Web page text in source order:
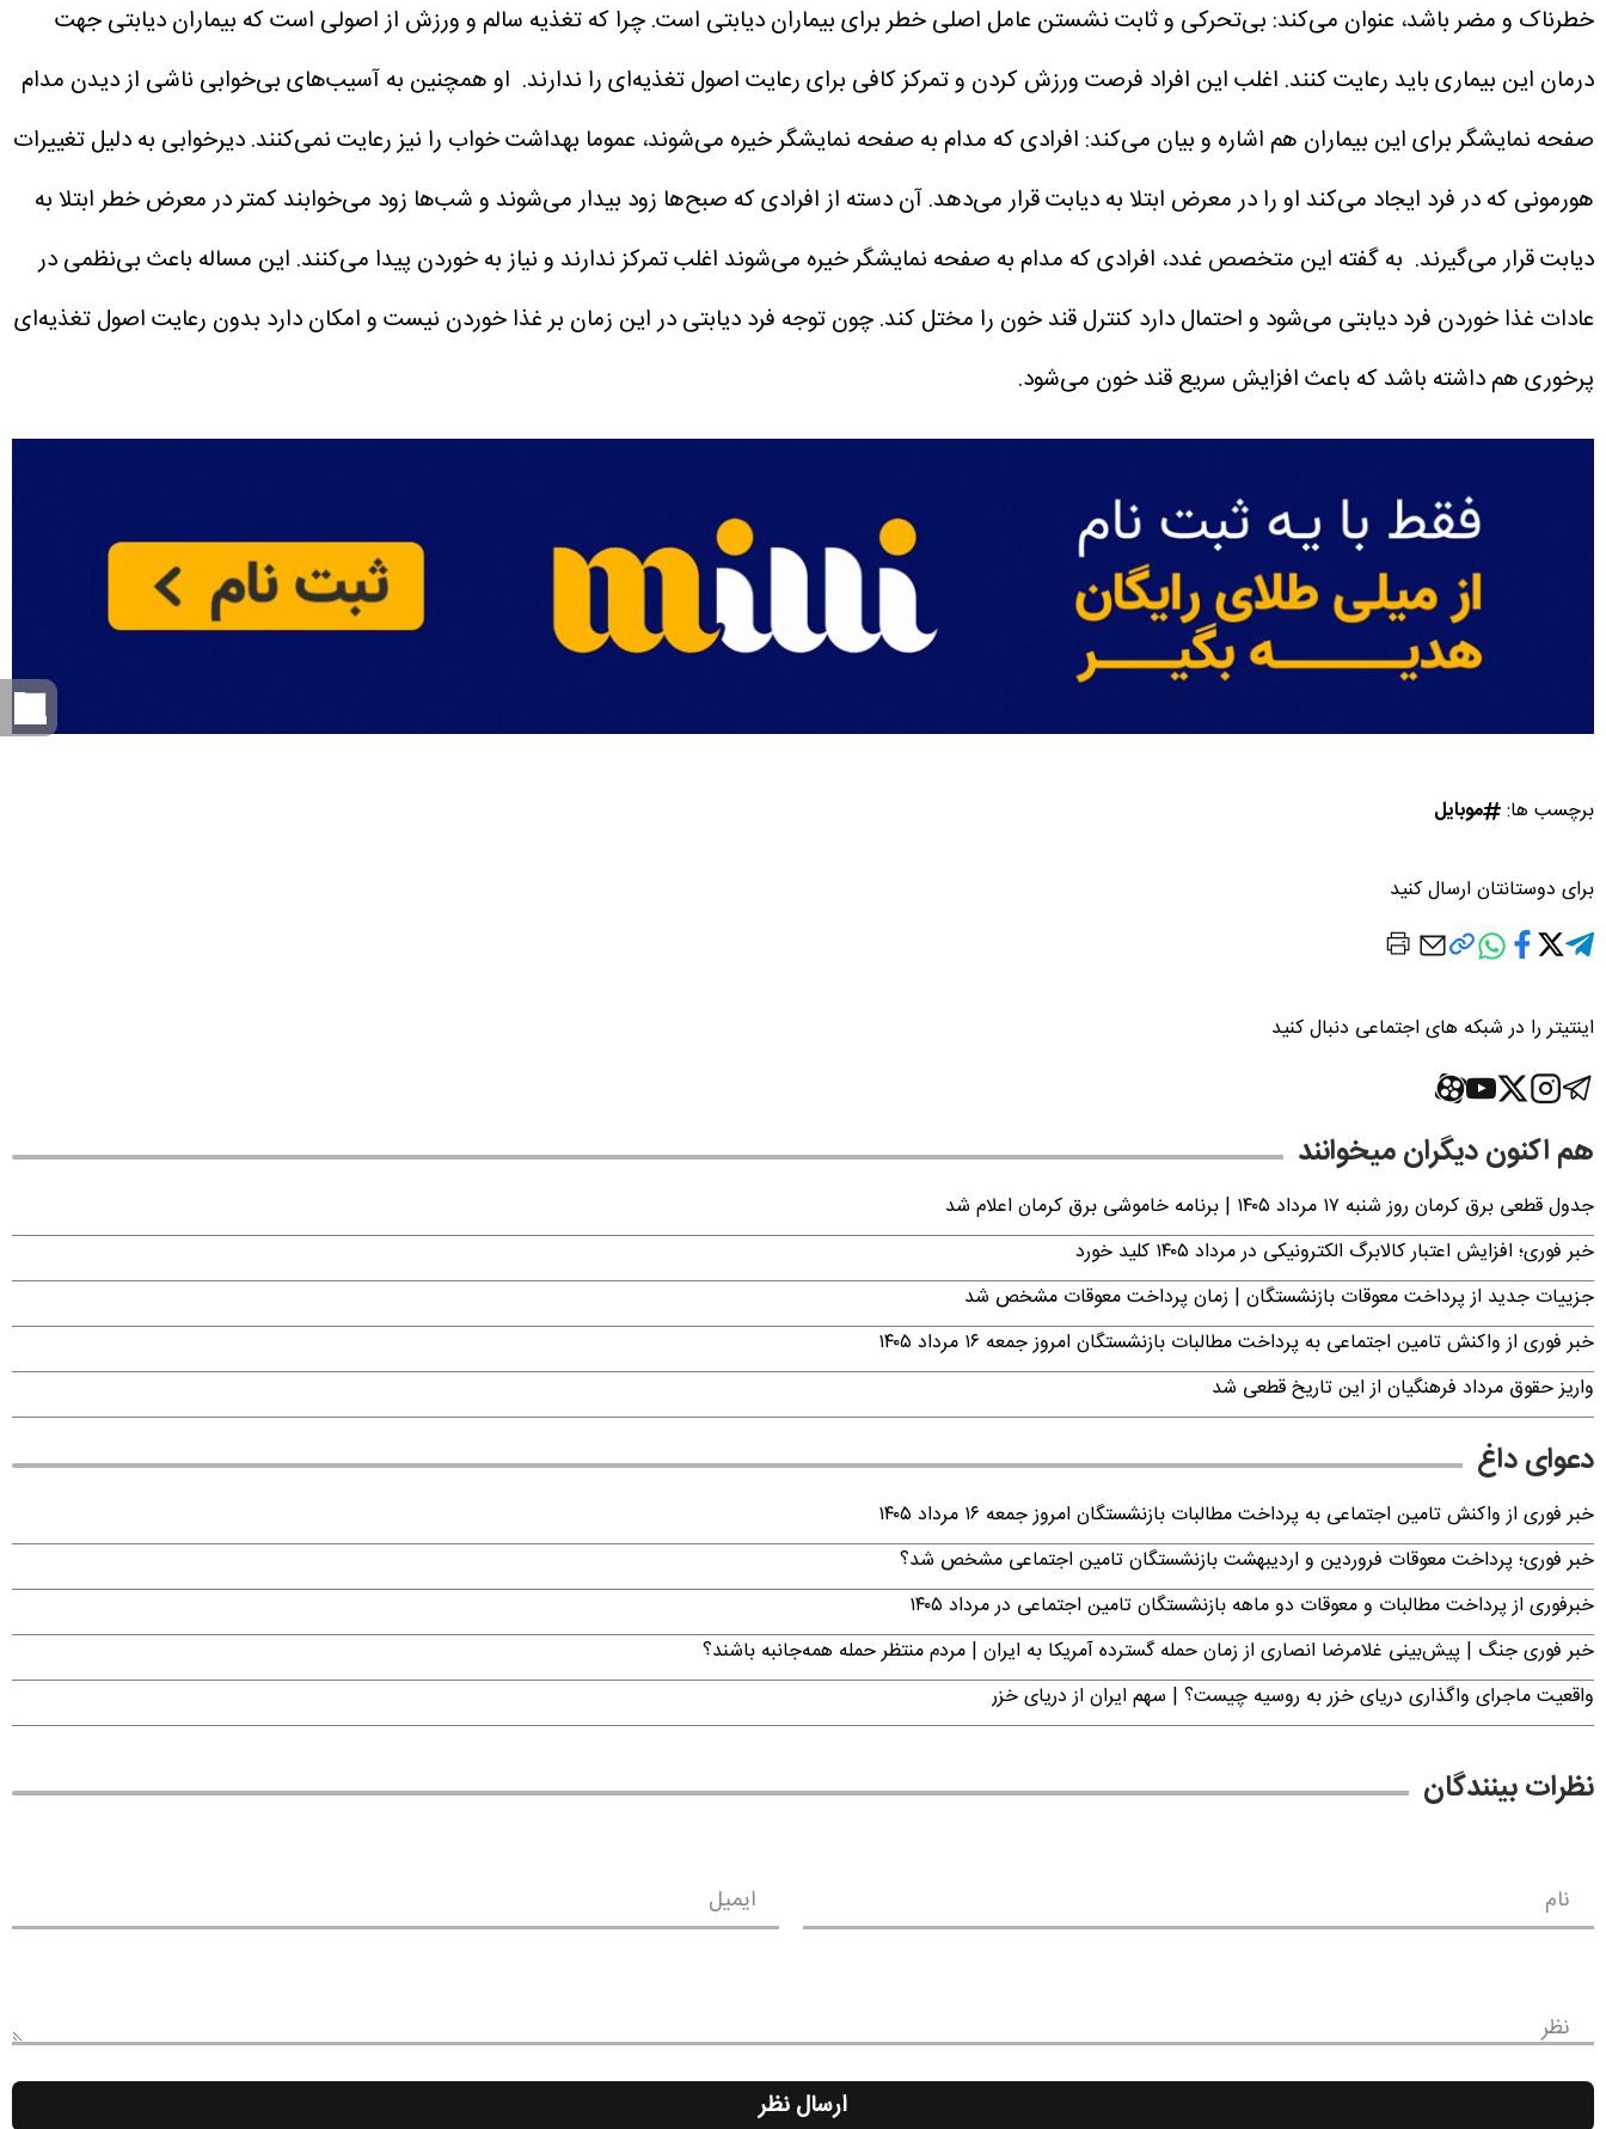
خطرناک و مضر باشد، عنوان می‌کند: بی‌تحرکی و ثابت نشستن عامل اصلی خطر برای بیماران دیابتی است. چرا که تغذیه سالم و ورزش از اصولی است که بیماران دیابتی جهت
درمان این بیماری باید رعایت کنند. اغلب این افراد فرصت ورزش کردن و تمرکز کافی برای رعایت اصول تغذیه‌ای را ندارند. او همچنین به آسیب‌های بی‌خوابی ناشی از دیدن مدام
صفحه نمایشگر برای این بیماران هم اشاره و بیان می‌کند: افرادی که مدام به صفحه نمایشگر خیره می‌شوند، عموما بهداشت خواب را نیز رعایت نمی‌کنند. دیرخوابی به دلیل تغییرات
هورمونی که در فرد ایجاد می‌کند او را در معرض ابتلا به دیابت قرار می‌دهد. آن دسته از افرادی که صبح‌ها زود بیدار می‌شوند و شب‌ها زود می‌خوابند کمتر در معرض خطر ابتلا به
دیابت قرار می‌گیرند. به گفته این متخصص غدد، افرادی که مدام به صفحه نمایشگر خیره می‌شوند اغلب تمرکز ندارند و نیاز به خوردن پیدا می‌کنند. این مساله باعث بی‌نظمی در
عادات غذا خوردن فرد دیابتی می‌شود و احتمال دارد کنترل قند خون را مختل کند. چون توجه فرد دیابتی در این زمان بر غذا خوردن نیست و امکان دارد بدون رعایت اصول تغذیه‌ای
پرخوری هم داشته باشد که باعث افزایش سریع قند خون می‌شود.
برچسب ها: موبایل
برای دوستانتان ارسال کنید
اینتیتر را در شبکه های اجتماعی دنبال کنید
هم اکنون دیگران میخوانند
جدول قطعی برق کرمان روز شنبه ۱۷ مرداد ۱۴۰۵ | برنامه خاموشی برق کرمان اعلام شد
خبر فوری؛ افزایش اعتبار کالابرگ الکترونیکی در مرداد ۱۴۰۵ کلید خورد
جزییات جدید از پرداخت معوقات بازنشستگان | زمان پرداخت معوقات مشخص شد
خبر فوری از واکنش تامین اجتماعی به پرداخت مطالبات بازنشستگان امروز جمعه ۱۶ مرداد ۱۴۰۵
واریز حقوق مرداد فرهنگیان از این تاریخ قطعی شد
دعوای داغ
خبر فوری از واکنش تامین اجتماعی به پرداخت مطالبات بازنشستگان امروز جمعه ۱۶ مرداد ۱۴۰۵
خبر فوری؛ پرداخت معوقات فروردین و اردیبهشت بازنشستگان تامین اجتماعی مشخص شد؟
خبرفوری از پرداخت مطالبات و معوقات دو ماهه بازنشستگان تامین اجتماعی در مرداد ۱۴۰۵
خبر فوری جنگ | پیش‌بینی غلامرضا انصاری از زمان حمله گسترده آمریکا به ایران | مردم منتظر حمله همه‌جانبه باشند؟
واقعیت ماجرای واگذاری دریای خزر به روسیه چیست؟ | سهم ایران از دریای خزر
نظرات بینندگان
نام ایمیل
نظر
ارسال نظر